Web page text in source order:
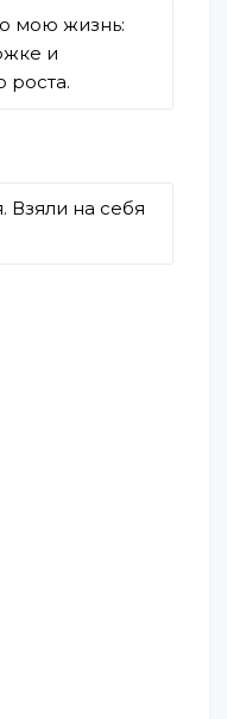
мою жизнь:
и
роста.
Взяли на себя